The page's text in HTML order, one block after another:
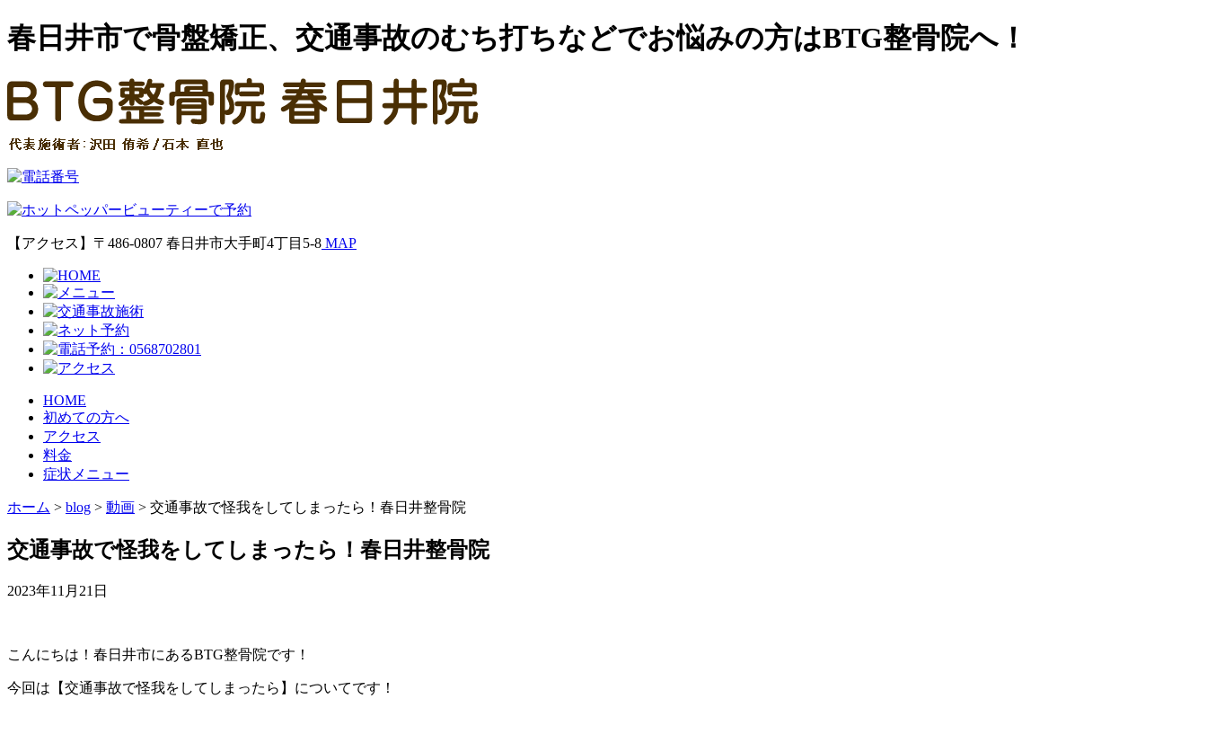
春日井市で骨盤矯正、交通事故のむち打ちなどでお悩みの方はBTG整骨院へ！
【アクセス】〒486-0807 春日井市大手町4丁目5-8 MAP
HOME
初めての方へ
アクセス
料金
症状メニュー
ホーム > blog > 動画 > 交通事故で怪我をしてしまったら！春日井整骨院
交通事故で怪我をしてしまったら！春日井整骨院
2023年11月21日
こんにちは！春日井市にあるBTG整骨院です！
今回は【交通事故で怪我をしてしまったら】についてです！